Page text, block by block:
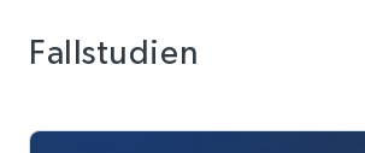
Fallstudien